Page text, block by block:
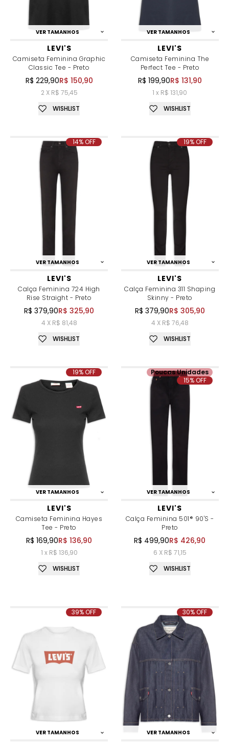
VER TAMANHOS
LEVI'S
Camiseta Feminina Graphic
Classic Tee - Preto
R$ 229,90R$ 150,90
2 X R$ 75,45
WISHLIST
VER TAMANHOS
LEVI'S
Camiseta Feminina The
Perfect Tee - Preto
R$ 199,90R$ 131,90
1 x R$ 131,90
WISHLIST
VER TAMANHOS
LEVI'S
Calça Feminina 724 High
Rise Straight - Preto
R$ 379,90R$ 325,90
4 X R$ 81,48
14% OFF
WISHLIST
VER TAMANHOS
LEVI'S
Calça Feminina 311 Shaping
Skinny - Preto
R$ 379,90R$ 305,90
4 X R$ 76,48
19% OFF
WISHLIST
VER TAMANHOS
LEVI'S
Camiseta Feminina Hayes
Tee - Preto
R$ 169,90R$ 136,90
1 x R$ 136,90
19% OFF
WISHLIST
VER TAMANHOS
LEVI'S
Calça Feminina 501® 90's -
Preto
R$ 499,90R$ 426,90
6 X R$ 71,15
Poucas Unidades
15% OFF
WISHLIST
VER TAMANHOS
39% OFF
VER TAMANHOS
30% OFF